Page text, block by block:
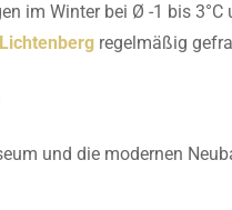
im Winter bei Ø -1 bis
regelmäßig
und die modernen